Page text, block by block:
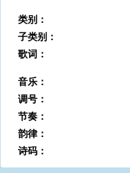
类别：
子类别：
歌词：
音乐：
调号：
节奏：
韵律：
诗码：